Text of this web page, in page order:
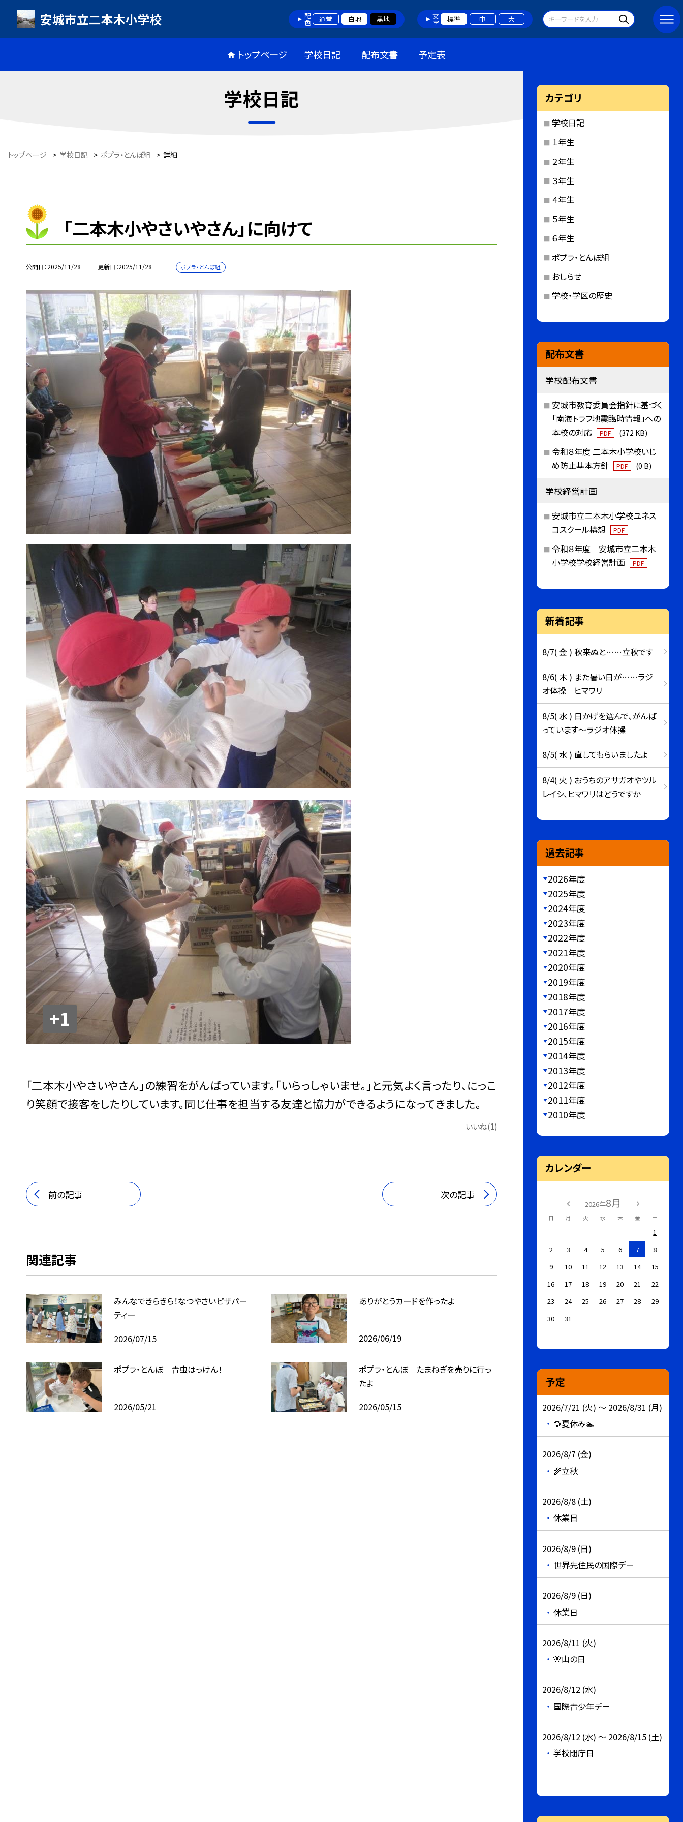
安城市立二本木小学校 配色 通常 白地 黒地 文字 標準 中 大
トップページ 学校日記 配布文書 予定表
学校日記
トップページ > 学校日記 > ポプラ・とんぼ組 > 詳細
「二本木小やさいやさん」に向けて
公開日 2025/11/28 更新日 2025/11/28 ポプラ・とんぼ組
+1
「二本木小やさいやさん」の練習をがんばっています。「いらっしゃいませ。」と元気よく言ったり、にっこ
り笑顔で接客をしたりしています。同じ仕事を担当する友達と協力ができるようになってきました。
いいね(1)
前の記事 次の記事
関連記事
みんなできらきら！なつやさいピザパー
ティー
2026/07/15
ありがとうカードを作ったよ
2026/06/19
ポプラ・とんぼ 青虫はっけん！
2026/05/21
ポプラ・とんぼ たまねぎを売りに行っ
たよ
2026/05/15
カテゴリ
学校日記
１年生
２年生
３年生
４年生
５年生
６年生
ポプラ・とんぼ組
おしらせ
学校・学区の歴史
配布文書
学校配布文書
安城市教育委員会指針に基づく
「南海トラフ地震臨時情報」への
本校の対応
PDF (372 KB)
令和８年度 二本木小学校いじ
め防止基本方針
PDF (0 B)
学校経営計画
安城市立二本木小学校ユネス
コスクール構想
PDF
令和８年度 安城市立二本木
小学校学校経営計画
PDF
新着記事
8/7( 金 ) 秋来ぬと……立秋です
8/6( 木 ) また暑い日が……ラジ
オ体操 ヒマワリ
8/5( 水 ) 日かげを選んで、がんば
っています～ラジオ体操
8/5( 水 ) 直してもらいましたよ
8/4( 火 ) おうちのアサガオやツル
レイシ、ヒマワリはどうですか
過去記事
2026年度
2025年度
2024年度
2023年度
2022年度
2021年度
2020年度
2019年度
2018年度
2017年度
2016年度
2015年度
2014年度
2013年度
2012年度
2011年度
2010年度
カレンダー
2026年8月
日 月 火 水 木 金 土
1
2
3 4 5 6 7
8
9
10 11 12 13 14
15
16
17 18 19 20 21
22
23
24 25 26 27 28
29
30
31
予定
2026/7/21 (火) ～ 2026/8/31 (月)
🌻夏休み🏊
2026/8/7 (金)
🌾立秋
2026/8/8 (土)
休業日
2026/8/9 (日)
世界先住民の国際デー
2026/8/9 (日)
休業日
2026/8/11 (火)
🎌山の日
2026/8/12 (水)
国際青少年デー
2026/8/12 (水) ～ 2026/8/15 (土)
学校閉庁日